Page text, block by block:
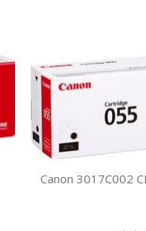
Canon 3017C002